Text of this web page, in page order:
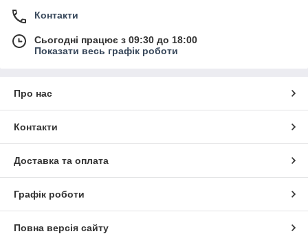
Контакти
Сьогодні працює з 09:30 до 18:00
Показати весь графік роботи
Про нас
Контакти
Доставка та оплата
Графік роботи
Повна версія сайту